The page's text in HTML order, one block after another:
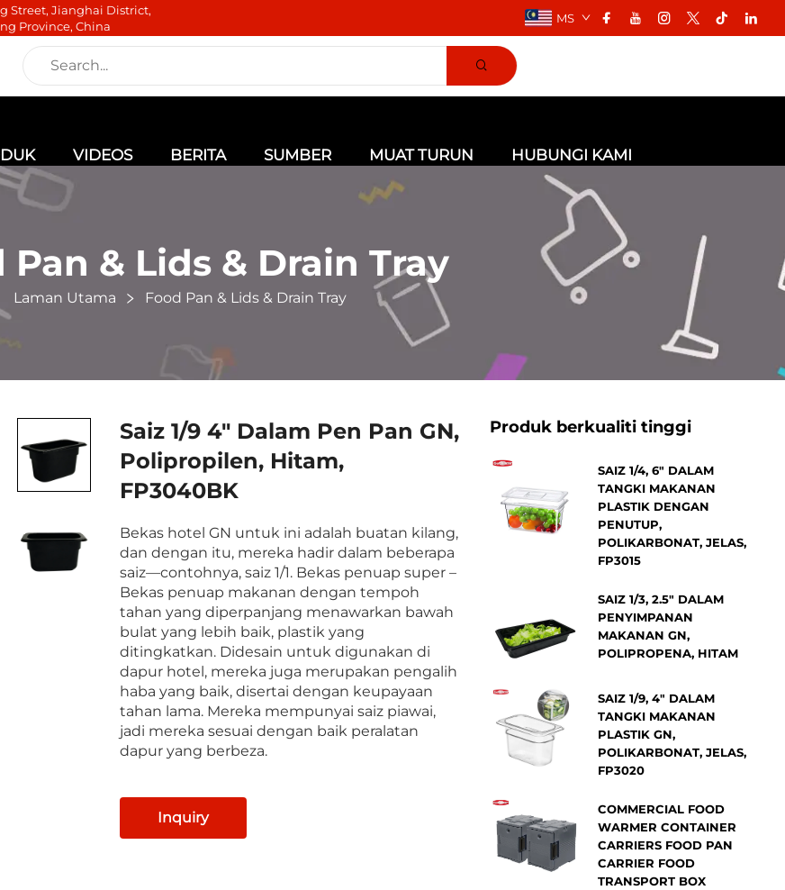
Street, Jianghai District,
Province, China
MS
VIDEOS BERITA SUMBER MUAT TURUN HUBUNGI KAMI
Pan & Lids & Drain Tray
Laman Utama Food Pan & Lids & Drain Tray
Saiz 1/9 4" Dalam Pen Pan GN,
Polipropilen, Hitam,
FP3040BK
Bekas hotel GN untuk ini adalah buatan kilang,
dan dengan itu, mereka hadir dalam beberapa
saiz—contohnya, saiz 1/1. Bekas penuap super –
Bekas penuap makanan dengan tempoh
tahan yang diperpanjang menawarkan bawah
bulat yang lebih baik, plastik yang
ditingkatkan. Didesain untuk digunakan di
dapur hotel, mereka juga merupakan pengalih
haba yang baik, disertai dengan keupayaan
tahan lama. Mereka mempunyai saiz piawai,
jadi mereka sesuai dengan baik peralatan
dapur yang berbeza.
Inquiry
Produk berkualiti tinggi
SAIZ 1/4, 6" DALAM
TANGKI MAKANAN
PLASTIK DENGAN
PENUTUP,
POLIKARBONAT, JELAS,
FP3015
SAIZ 1/3, 2.5" DALAM
PENYIMPANAN
MAKANAN GN,
POLIPROPENA, HITAM
SAIZ 1/9, 4" DALAM
TANGKI MAKANAN
PLASTIK GN,
POLIKARBONAT, JELAS,
FP3020
COMMERCIAL FOOD
WARMER CONTAINER
CARRIERS FOOD PAN
CARRIER FOOD
TRANSPORT BOX